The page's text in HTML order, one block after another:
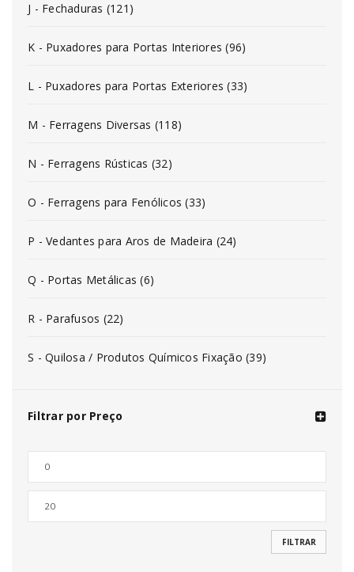
J - Fechaduras (121)
K - Puxadores para Portas Interiores (96)
L - Puxadores para Portas Exteriores (33)
M - Ferragens Diversas (118)
N - Ferragens Rústicas (32)
O - Ferragens para Fenólicos (33)
P - Vedantes para Aros de Madeira (24)
Q - Portas Metálicas (6)
R - Parafusos (22)
S - Quilosa / Produtos Químicos Fixação (39)
Filtrar por Preço
FILTRAR